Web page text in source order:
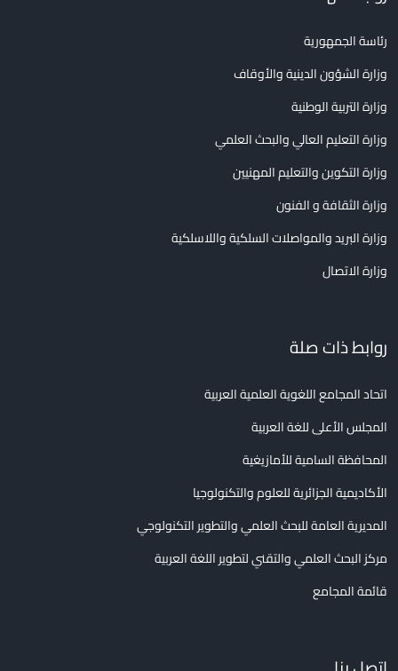
رئاسة الجمهورية
وزارة الشؤون الدينية والأوقاف
وزارة التربية الوطنية
وزارة التعليم العالي والبحث العلمي
وزارة التكوين والتعليم المهنيين
وزارة الثقافة و الفنون
وزارة البريد والمواصلات السلكية واللاسلكية
وزارة الاتصال
روابط ذات صلة
اتحاد المجامع اللغوية العلمية العربية
المجلس الأعلى للغة العربية
المحافظة السامية للأمازيغية
الأكاديمية الجزائرية للعلوم والتكنولوجيا
المديرية العامة للبحث العلمي والتطوير التكنولوجي
مركز البحث العلمي والتقني لتطوير اللغة العربية
قائمة المجامع